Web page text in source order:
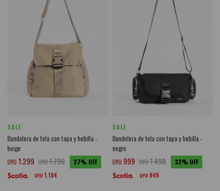
SALE
Bandolera de tela con tapa y hebilla -
beige
UYU 1.299 UYU1.790 27
UYU 1.104
SALE
Bandolera de tela con tapa y hebilla -
negro
UYU 999 UYU1.490 32
UYU 849